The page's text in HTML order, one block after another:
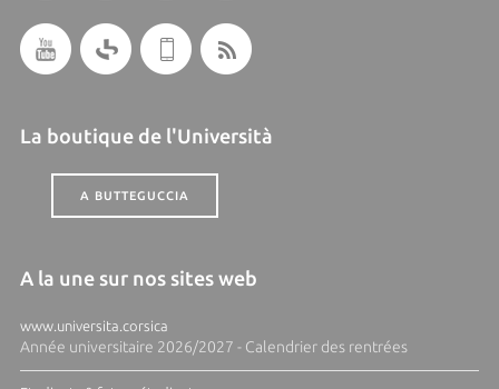
La boutique de l'Università
A BUTTEGUCCIA
A la une sur nos sites web
www.universita.corsica
Année universitaire 2026/2027 - Calendrier des rentrées